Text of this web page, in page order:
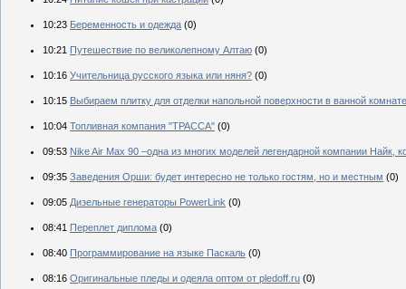
10:23 Беременность и одежда (0)
10:21 Путешествие по великолепному Алтаю (0)
10:16 Учительница русского языка или няня? (0)
10:15 Выбираем плитку для отделки напольной поверхности в ванной комнате
10:04 Топливная компания "ТРАССА" (0)
09:53 Nike Air Max 90 –одна из многих моделей легендарной компании Найк,
09:35 Заведения Орши: будет интересно не только гостям, но и местным (0)
09:05 Дизельные генераторы PowerLink (0)
08:41 Переплет диплома (0)
08:40 Программирование на языке Паскаль (0)
08:16 Оригинальные пледы и одеяла оптом от pledoff.ru (0)